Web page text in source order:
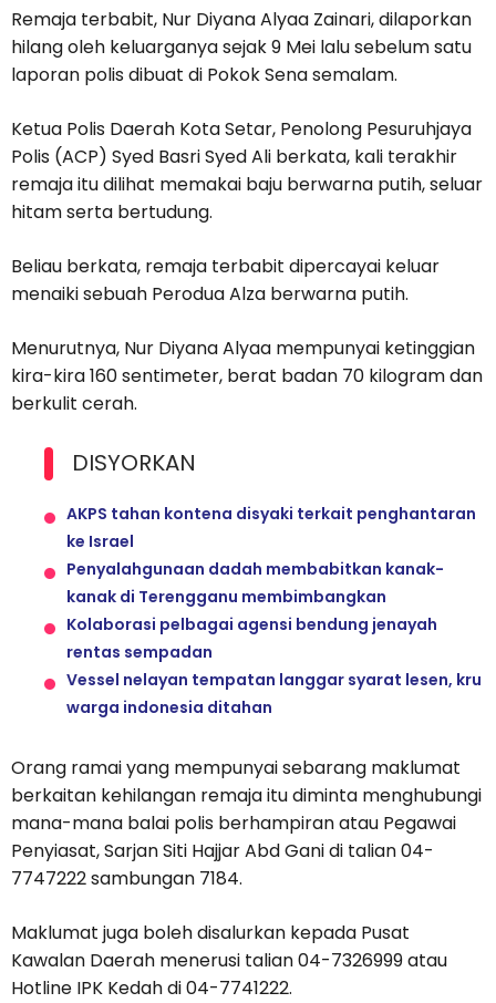
Remaja terbabit, Nur Diyana Alyaa Zainari, dilaporkan
hilang oleh keluarganya sejak 9 Mei lalu sebelum satu
laporan polis dibuat di Pokok Sena semalam.
Ketua Polis Daerah Kota Setar, Penolong Pesuruhjaya
Polis (ACP) Syed Basri Syed Ali berkata, kali terakhir
remaja itu dilihat memakai baju berwarna putih, seluar
hitam serta bertudung.
Beliau berkata, remaja terbabit dipercayai keluar
menaiki sebuah Perodua Alza berwarna putih.
Menurutnya, Nur Diyana Alyaa mempunyai ketinggian
kira-kira 160 sentimeter, berat badan 70 kilogram dan
berkulit cerah.
DISYORKAN
AKPS tahan kontena disyaki terkait penghantaran
ke Israel
Penyalahgunaan dadah membabitkan kanak-
kanak di Terengganu membimbangkan
Kolaborasi pelbagai agensi bendung jenayah
rentas sempadan
Vessel nelayan tempatan langgar syarat lesen, kru
warga indonesia ditahan
Orang ramai yang mempunyai sebarang maklumat
berkaitan kehilangan remaja itu diminta menghubungi
mana-mana balai polis berhampiran atau Pegawai
Penyiasat, Sarjan Siti Hajjar Abd Gani di talian 04-
7747222 sambungan 7184.
Maklumat juga boleh disalurkan kepada Pusat
Kawalan Daerah menerusi talian 04-7326999 atau
Hotline IPK Kedah di 04-7741222.